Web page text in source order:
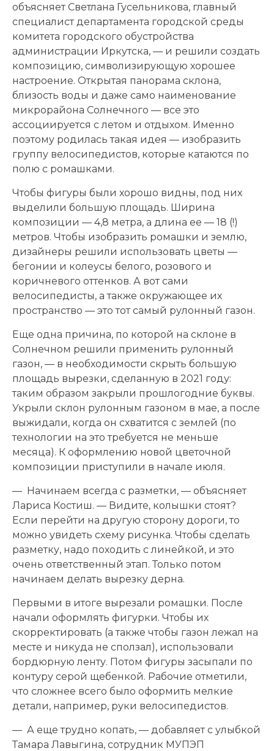
объясняет Светлана Гусельникова, главный
специалист департамента городской среды
комитета городского обустройства
администрации Иркутска, — и решили создать
композицию, символизирующую хорошее
настроение. Открытая панорама склона,
близость воды и даже само наименование
микрорайона Солнечного — все это
ассоциируется с летом и отдыхом. Именно
поэтому родилась такая идея — изобразить
группу велосипедистов, которые катаются по
полю с ромашками.
Чтобы фигуры были хорошо видны, под них
выделили большую площадь. Ширина
композиции — 4,8 метра, а длина ее — 18 (!)
метров. Чтобы изобразить ромашки и землю,
дизайнеры решили использовать цветы —
бегонии и колеусы белого, розового и
коричневого оттенков. А вот сами
велосипедисты, а также окружающее их
пространство — это тот самый рулонный газон.
Еще одна причина, по которой на склоне в
Солнечном решили применить рулонный
газон, — в необходимости скрыть большую
площадь вырезки, сделанную в 2021 году:
таким образом закрыли прошлогодние буквы.
Укрыли склон рулонным газоном в мае, а после
выжидали, когда он схватится с землей (по
технологии на это требуется не меньше
месяца). К оформлению новой цветочной
композиции приступили в начале июля.
— Начинаем всегда с разметки, — объясняет
Лариса Костиш. — Видите, колышки стоят?
Если перейти на другую сторону дороги, то
можно увидеть схему рисунка. Чтобы сделать
разметку, надо походить с линейкой, и это
очень ответственный этап. Только потом
начинаем делать вырезку дерна.
Первыми в итоге вырезали ромашки. После
начали оформлять фигурки. Чтобы их
скорректировать (а также чтобы газон лежал на
месте и никуда не сползал), использовали
бордюрную ленту. Потом фигуры засыпали по
контуру серой щебенкой. Рабочие отметили,
что сложнее всего было оформить мелкие
детали, например, руки велосипедистов.
— А еще трудно копать, — добавляет с улыбкой
Тамара Лавыгина, сотрудник МУПЭП